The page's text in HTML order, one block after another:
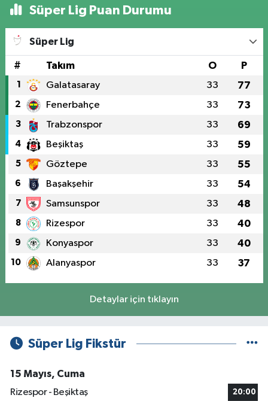
Süper Lig Puan Durumu
Süper Lig
# Takım O P
1 Galatasaray 33 77
2 Fenerbahçe 33 73
3 Trabzonspor 33 69
4 Beşiktaş 33 59
5 Göztepe 33 55
6 Başakşehir 33 54
7 Samsunspor 33 48
8 Rizespor 33 40
9 Konyaspor 33 40
10 Alanyaspor 33 37
Detaylar için tıklayın
Süper Lig Fikstür
15 Mayıs, Cuma
Rizespor - Beşiktaş
20:00